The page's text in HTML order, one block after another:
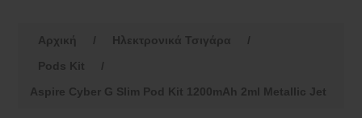
Αρχική / Ηλεκτρονικά Τσιγάρα
/
Pods Kit
/
Aspire Cyber G Slim Pod Kit 1200mAh 2ml Metallic Jet